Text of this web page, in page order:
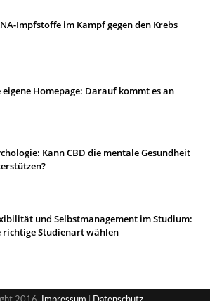
Impfstoffe im Kampf gegen den Krebs
eigene Homepage: Darauf kommt es an
Kann CBD die mentale Gesundheit
und Selbstmanagement im Studium:
richtige Studienart wählen